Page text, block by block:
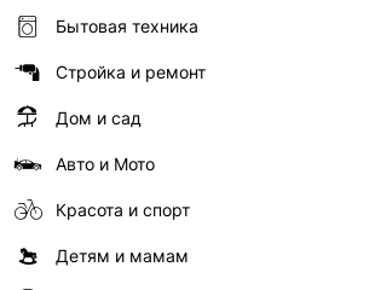
Бытовая техника
Стройка и ремонт
Дом и сад
Авто и Мото
Красота и спорт
Детям и мамам